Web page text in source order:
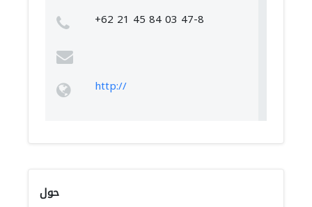
+62 21 45 84 03 47-8
http://
حول